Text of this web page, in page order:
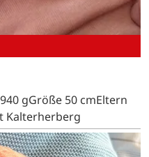
gGröße 50 cmEltern
Kalterherberg